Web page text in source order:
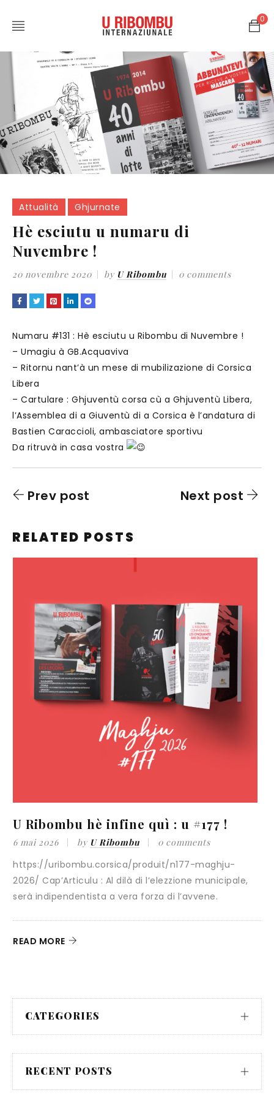
0
Attualità Ghjurnate
Hè esciutu u numaru di
Nuvembre !
20 novembre 2020 by U Ribombu 0 comments
Numaru #131 : Hè esciutu u Ribombu di Nuvembre !
– Umagiu à GB.Acquaviva
– Ritornu nant’à un mese di mubilizazione di Corsica
Libera
– Cartulare : Ghjuventù corsa cù a Ghjuventù Libera,
l’Assemblea di a Giuventù di a Corsica è l’andatura di
Bastien Caraccioli, ambasciatore sportivu
Da ritruvà in casa vostra
Prev post Next post
RELATED POSTS
U Ribombu hè infine quì : u #177 !
6 mai 2026 by U Ribombu 0 comments
https://uribombu.corsica/produit/n177-maghju-
2026/ Cap’Articulu : Al dilà di l’elezzione municipale,
serà indipendentista a vera forza di l’avvene.
READ MORE
CATEGORIES
RECENT POSTS